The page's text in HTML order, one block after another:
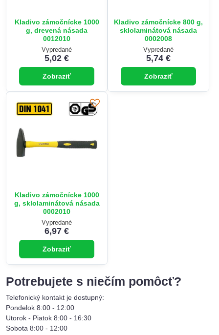
Kladivo zámočnícke 1000
g, drevená násada
0012010
Vypredané
5,02 €
Zobraziť
Kladivo zámočnícke 800 g,
sklolaminátová násada
0002008
Vypredané
5,74 €
Zobraziť
Kladivo zámočnícke 1000
g, sklolaminátová násada
0002010
Vypredané
6,97 €
Zobraziť
Potrebujete s niečím pomôcť?
Telefonický kontakt je dostupný:
Pondelok 8:00 - 12:00
Utorok - Piatok 8:00 - 16:30
Sobota 8:00 - 12:00